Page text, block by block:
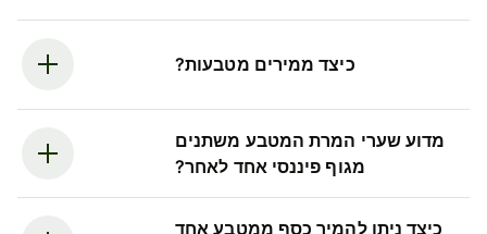
כיצד ממירים מטבעות?
מדוע שערי המרת המטבע משתנים
מגוף פיננסי אחד לאחר?
כיצד ניתן להמיר כסף ממטבע אחד